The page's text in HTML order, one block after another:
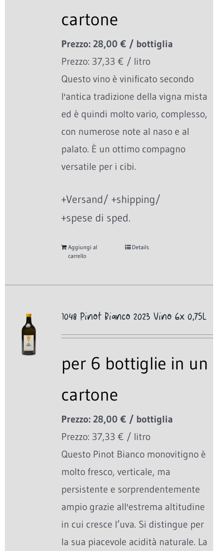
cartone
Prezzo: 28,00 € / bottiglia
Prezzo: 37,33 € / litro
Questo vino è vinificato secondo
l'antica tradizione della vigna mista
ed è quindi molto vario, complesso,
con numerose note al naso e al
palato. È un ottimo compagno
versatile per i cibi.
+Versand/ +shipping/
+spese di sped.
Aggiungi al
carrello
Details
1048 Pinot Bianco 2023 Vino 6x 0,75L
per 6 bottiglie in un
cartone
Prezzo: 28,00 € / bottiglia
Prezzo: 37,33 € / litro
Questo Pinot Bianco monovitigno è
molto fresco, verticale, ma
persistente e sorprendentemente
ampio grazie all'estrema altitudine
in cui cresce l’uva. Si distingue per
la sua piacevole acidità naturale. La